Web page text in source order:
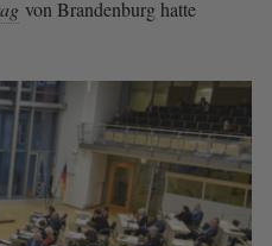
von Brandenburg hatte